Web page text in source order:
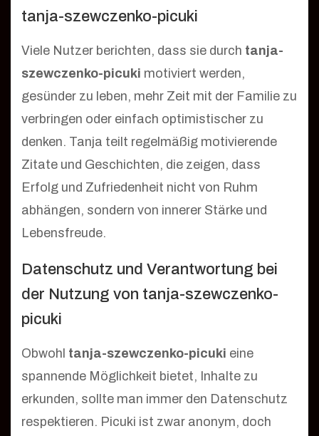
tanja-szewczenko-picuki
Viele Nutzer berichten, dass sie durch tanja-
szewczenko-picuki motiviert werden,
gesünder zu leben, mehr Zeit mit der Familie zu
verbringen oder einfach optimistischer zu
denken. Tanja teilt regelmäßig motivierende
Zitate und Geschichten, die zeigen, dass
Erfolg und Zufriedenheit nicht von Ruhm
abhängen, sondern von innerer Stärke und
Lebensfreude.
Datenschutz und Verantwortung bei
der Nutzung von tanja-szewczenko-
picuki
Obwohl tanja-szewczenko-picuki eine
spannende Möglichkeit bietet, Inhalte zu
erkunden, sollte man immer den Datenschutz
respektieren. Picuki ist zwar anonym, doch